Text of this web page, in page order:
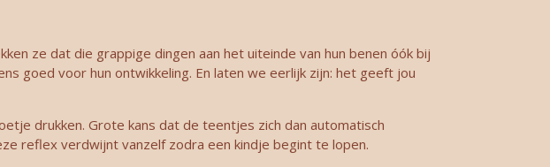
ze dat die grappige dingen aan het uiteinde van hun benen óók bij
goed voor hun ontwikkeling. En laten we eerlijk zijn: het geeft jou
drukken. Grote kans dat de teentjes zich dan automatisch
reflex verdwijnt vanzelf zodra een kindje begint te lopen.